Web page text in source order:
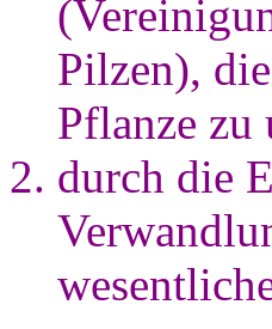
Pilzen),
Pflanze zu
durch die